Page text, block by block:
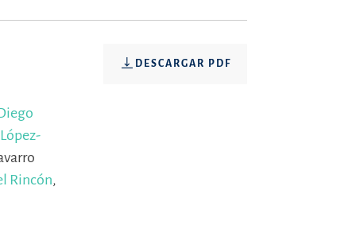
DESCARGAR PDF
Rincón,